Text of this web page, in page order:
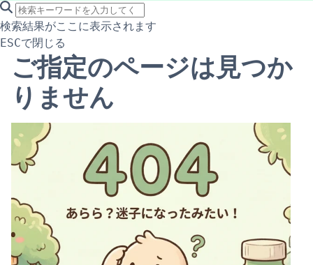
search icon
サイト内検索
検索結果がここに表示されます
ESCで閉じる
ご指定のページは見つか
りません